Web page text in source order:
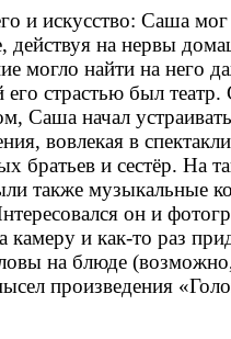
и искусство: Саша мог
действуя на нервы
могло найти на него
страстью был театр.
Саша начал
вовлекая в
братьев и сестёр. На
также музыкальные
он и
камеру и как-то раз
на блюде
произведения